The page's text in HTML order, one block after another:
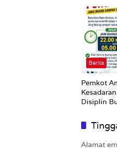
Berita
Pemkot
Disiplin
Alamat